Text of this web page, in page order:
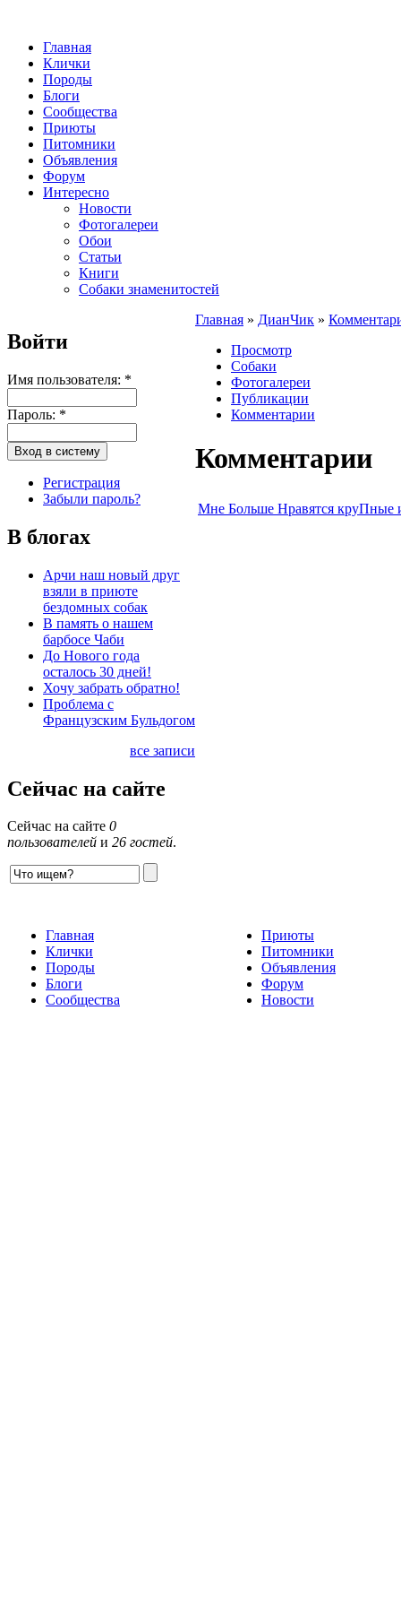
Главная
Клички
Породы
Блоги
Сообщества
Приюты
Питомники
Объявления
Форум
Интересно
Новости
Фотогалереи
Обои
Статьи
Книги
Собаки знаменитостей
Войти
Имя пользователя: *
Пароль: *
Регистрация
Забыли пароль?
В блогах
Арчи наш новый друг
взяли в приюте
бездомных собак
В память о нашем
барбосе Чаби
До Нового года
осталось 30 дней!
Хочу забрать обратно!
Проблема с
Французским Бульдогом
все записи
Сейчас на сайте
Сейчас на сайте 0
пользователей и 26 гостей.
Главная » ДианЧик »
Просмотр
Собаки
Фотогалереи
Публикации
Комментарии
Комментарии
Мне Больше Нравятся круПные
Главная
Клички
Породы
Блоги
Сообщества
Приюты
Питомники
Объявления
Форум
Новости